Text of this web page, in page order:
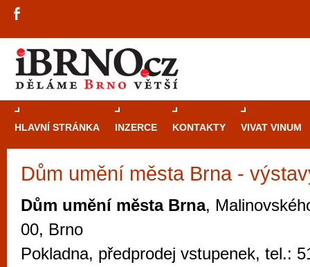
HLAVNÍ STRÁNKA INZERCE KONTAKTY VIVAT VINUM
Dům umění města Brna -
Dům umění města Brna,
00, Brno
Pokladna, předprodej vstupenek, tel.:
Průvodce
Brně: Od
automaty
Brno je